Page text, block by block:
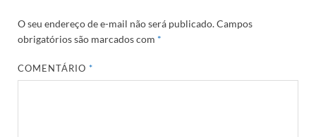
O seu endereço de e-mail não será publicado.Campos
obrigatórios são marcados com *
COMENTÁRIO*